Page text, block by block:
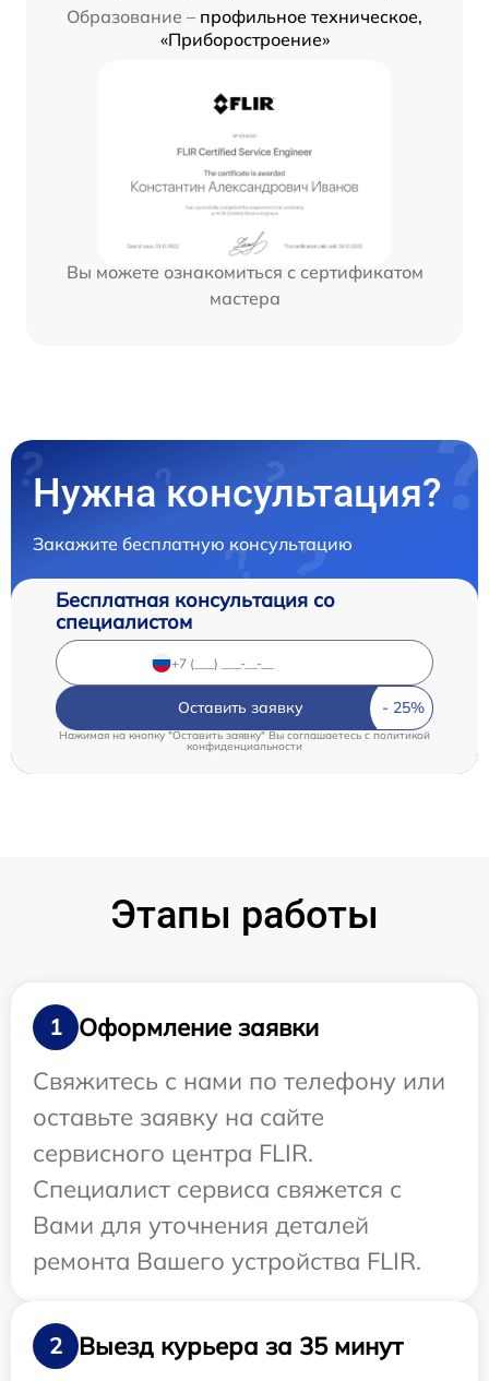
Образование – профильное техническое,
«Приборостроение»
Вы можете ознакомиться с сертификатом
мастера
Нужна консультация?
Закажите бесплатную консультацию
Бесплатная консультация со
специалистом
Оставить заявку
Нажимая на кнопку "Оставить заявку" Вы соглашаетесь c политикой
конфиденциальности
Этапы работы
1
Оформление заявки
Свяжитесь с нами по телефону или
оставьте заявку на сайте
сервисного центра FLIR.
Специалист сервиса свяжется с
Вами для уточнения деталей
ремонта Вашего устройства FLIR.
2 Выезд курьера за 35 минут